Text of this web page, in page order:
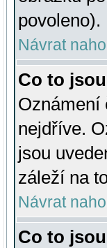
povoleno).
Návrat
Co to
Oznámení
nejdříve.
jsou
záleží na
Návrat
Co to